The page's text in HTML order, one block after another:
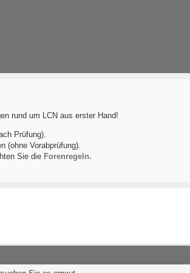
rund um LCN aus erster Hand!
Prüfung).
(ohne Vorabprüfung).
Sie die Forenregeln.